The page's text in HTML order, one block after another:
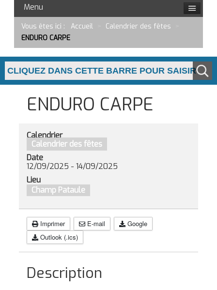
Menu
Vous êtes ici : Accueil Calendrier des fêtes
ENDURO CARPE
ENDURO CARPE
Calendrier
Calendrier des fêtes
Date
12/09/2025 - 14/09/2025
Lieu
Champ Pataule
Imprimer E-mail
Google
Outlook (.ics)
Description